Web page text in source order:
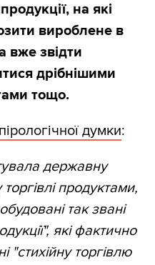
на які
вироблене в
вже звідти
дрібнішими
тощо.
думки:
державну
продуктами,
так звані
які фактично
"стихійну торгівлю